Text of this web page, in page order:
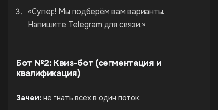
«Супер! Мы подберём вам варианты.
Напишите Telegram для связи.»
Бот №2: Квиз-бот (сегментация и
квалификация)
Зачем: не гнать всех в один поток.